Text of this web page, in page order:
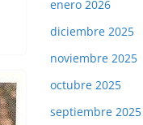
enero 2026
diciembre 2025
noviembre 2025
octubre 2025
septiembre 2025